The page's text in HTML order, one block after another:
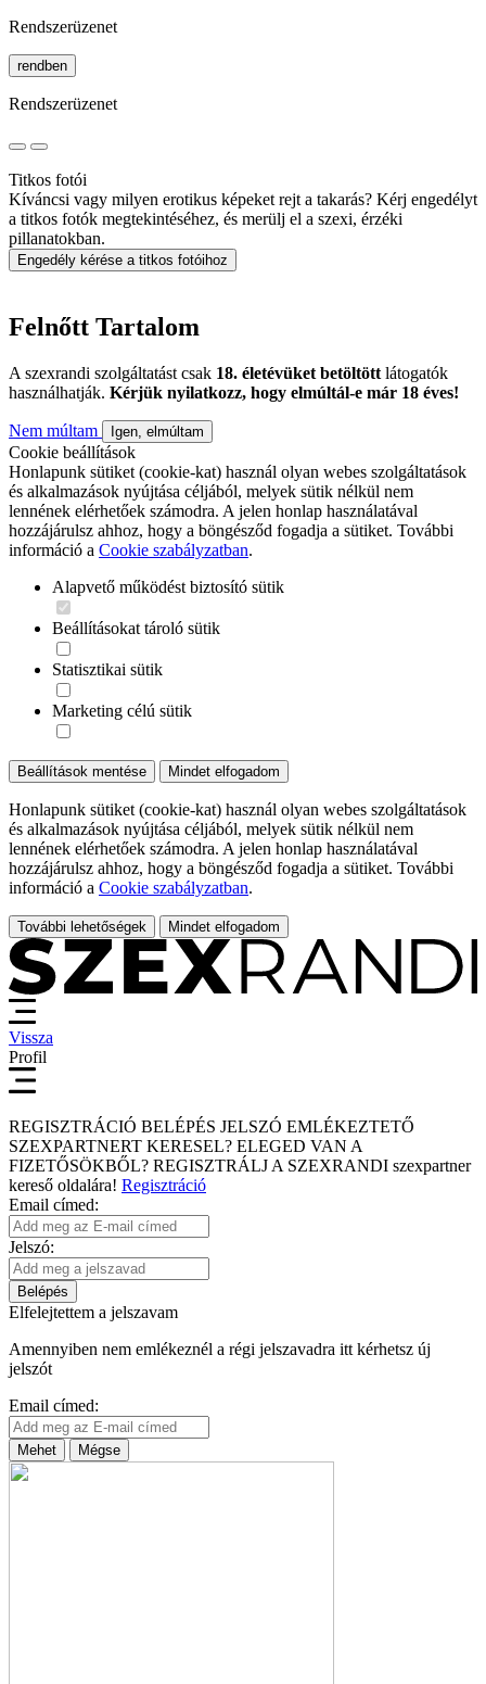
Rendszerüzenet
rendben
Rendszerüzenet
Titkos fotói
Kíváncsi vagy milyen erotikus képeket rejt a takarás? Kérj engedélyt
a titkos fotók megtekintéséhez, és merülj el a szexi, érzéki
pillanatokban.
Engedély kérése a titkos fotóihoz
Felnőtt Tartalom
A szexrandi szolgáltatást csak 18. életévüket betöltött látogatók
használhatják. Kérjük nyilatkozz, hogy elmúltál-e már 18 éves!
Nem múltam Igen, elmúltam
Cookie beállítások
Honlapunk sütiket (cookie-kat) használ olyan webes szolgáltatások
és alkalmazások nyújtása céljából, melyek sütik nélkül nem
lennének elérhetőek számodra. A jelen honlap használatával
hozzájárulsz ahhoz, hogy a böngésződ fogadja a sütiket. További
információ a Cookie szabályzatban.
Alapvető működést biztosító sütik
Beállításokat tároló sütik
Statisztikai sütik
Marketing célú sütik
Beállítások mentése Mindet elfogadom
Honlapunk sütiket (cookie-kat) használ olyan webes szolgáltatások
és alkalmazások nyújtása céljából, melyek sütik nélkül nem
lennének elérhetőek számodra. A jelen honlap használatával
hozzájárulsz ahhoz, hogy a böngésződ fogadja a sütiket. További
információ a Cookie szabályzatban.
További lehetőségek Mindet elfogadom
Vissza
Profil
REGISZTRÁCIÓ BELÉPÉS JELSZÓ EMLÉKEZTETŐ
SZEXPARTNERT KERESEL? ELEGED VAN A
FIZETŐSÖKBŐL? REGISZTRÁLJ A SZEXRANDI szexpartner
kereső oldalára! Regisztráció
Email címed:
Jelszó:
Belépés
Elfelejtettem a jelszavam
Amennyiben nem emlékeznél a régi jelszavadra itt kérhetsz új
jelszót
Email címed:
Mehet Mégse